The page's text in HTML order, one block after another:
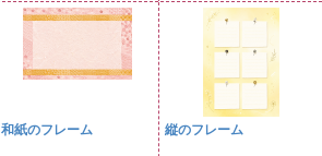
和紙のフレーム 縦のフレーム